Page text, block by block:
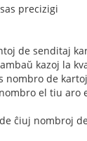
precizigi
de senditaj
kazoj la
nombro de
el tiu aro
ĉiuj nombroj